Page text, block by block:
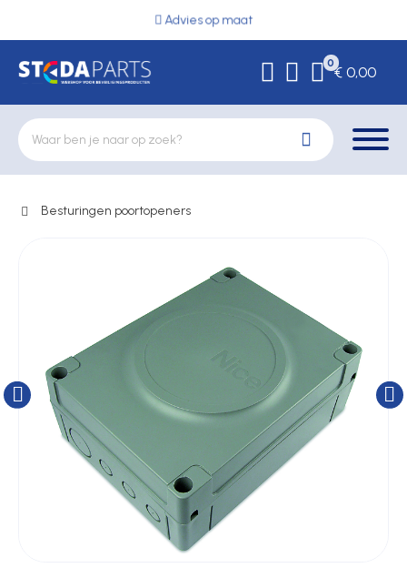
Advies op maat
0
€ 0,00
Deurbeslag
Elektrische vergrendeling
Hekwerkonderdelen
Kluizen
Poortonderdelen
Besturingen poortopeners